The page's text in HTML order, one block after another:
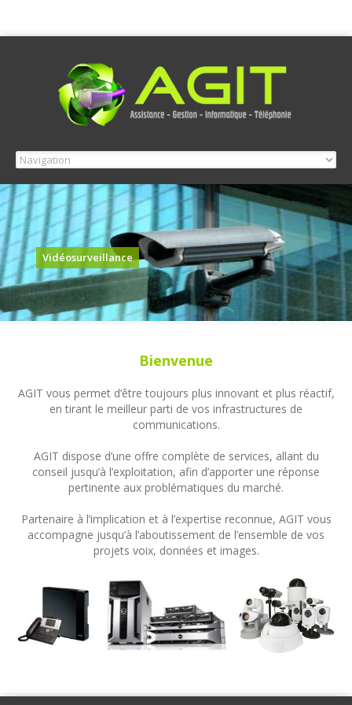
Vidéosurveillance
Bienvenue
AGIT vous permet d’être toujours plus innovant et plus réactif,
en tirant le meilleur parti de vos infrastructures de
communications.
AGIT dispose d’une offre complète de services, allant du
conseil jusqu’à l’exploitation, afin d’apporter une réponse
pertinente aux problématiques du marché.
Partenaire à l’implication et à l’expertise reconnue, AGIT vous
accompagne jusqu’à l’aboutissement de l’ensemble de vos
projets voix, données et images.